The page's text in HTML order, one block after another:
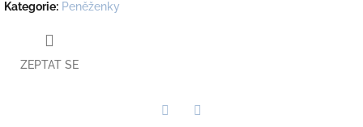
Kategorie: Peněženky
ZEPTAT SE